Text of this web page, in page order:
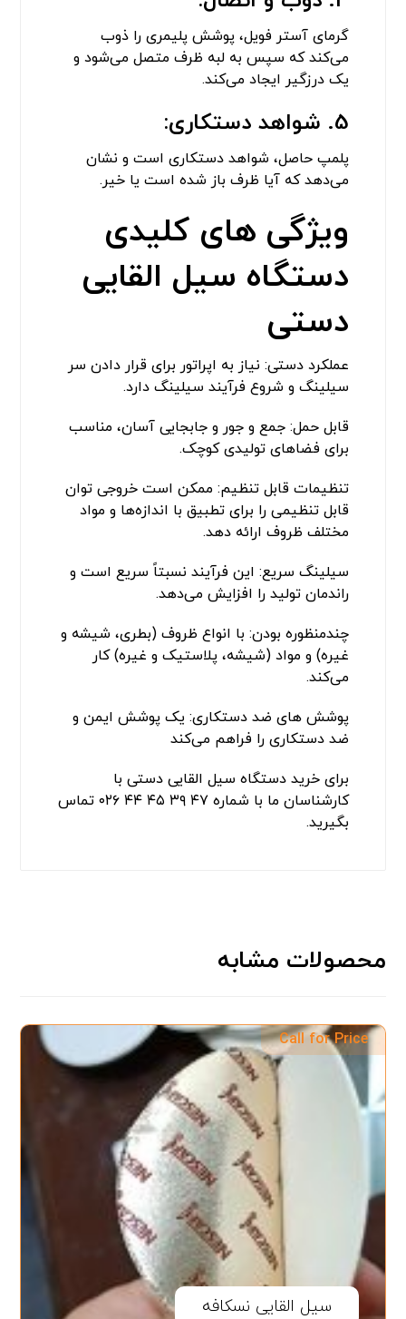
گرمای آستر فویل، پوشش پلیمری را ذوب
می‌کند که سپس به لبه ظرف متصل می‌شود و
یک درزگیر ایجاد می‌کند.
5. شواهد دستکاری:
پلمپ حاصل، شواهد دستکاری است و نشان
می‌دهد که آیا ظرف باز شده است یا خیر.
ویژگی‌ های کلیدی
دستگاه سیل القایی
دستی
عملکرد دستی: نیاز به اپراتور برای قرار دادن سر
سیلینگ و شروع فرآیند سیلینگ دارد.
قابل حمل: جمع و جور و جابجایی آسان، مناسب
برای فضاهای تولیدی کوچک.
تنظیمات قابل تنظیم: ممکن است خروجی توان
قابل تنظیمی را برای تطبیق با اندازه‌ها و مواد
مختلف ظروف ارائه دهد.
سیلینگ سریع: این فرآیند نسبتاً سریع است و
راندمان تولید را افزایش می‌دهد.
چندمنظوره بودن: با انواع ظروف (بطری، شیشه و
غیره) و مواد (شیشه، پلاستیک و غیره) کار
می‌کند.
پوشش‌ های ضد دستکاری: یک پوشش ایمن و
ضد دستکاری را فراهم می‌کند
برای خرید دستگاه سیل القایی دستی با
کارشناسان ما با شماره ۴۷ ۳۹ ۴۵ ۴۴ ۰۲۶ تماس
بگیرید.
محصولات مشابه
سیل القایی نسکافه
Call for Price